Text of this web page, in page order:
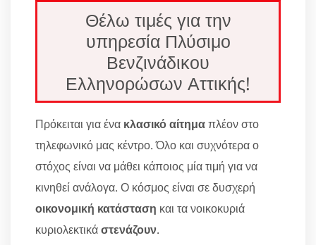
Θέλω τιμές για την
υπηρεσία Πλύσιμο
Βενζινάδικου
Ελληνορώσων Αττικής!
Πρόκειται για ένα κλασικό αίτημαπλέον στο
τηλεφωνικό μας κέντρο. Όλο και συχνότερα ο
στόχος είναι να μάθει κάποιος μία τιμή για να
κινηθεί ανάλογα. Ο κόσμος είναι σε δυσχερή
οικονομική κατάσταση και τα νοικοκυριά
κυριολεκτικάστενάζουν.